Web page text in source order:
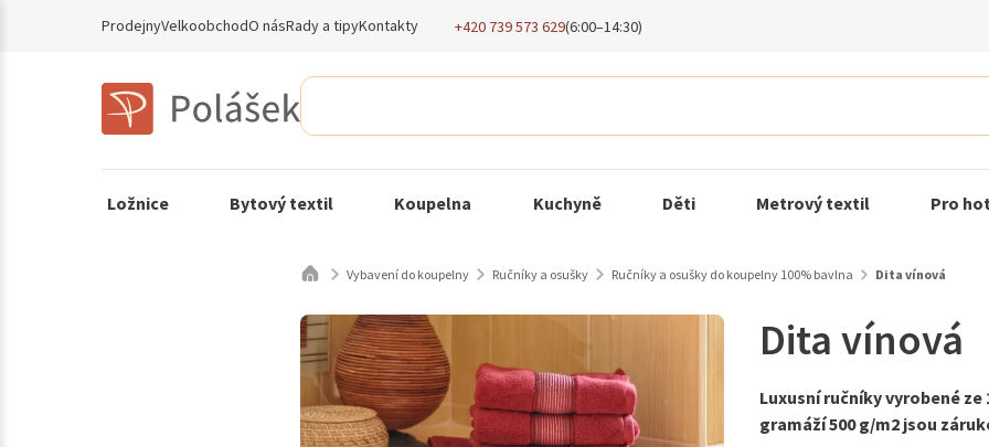
ProdejnyVelkoobchodO násRady a tipyKontakty +420 739 573 629(6:00–14:30)
Ložnice Bytový textil Koupelna Kuchyně Děti Metrový textil Pro
Vybavení do koupelny Ručníky a osušky Ručníky a osušky do koupelny 100% bavlna Dita vínová
Dita vínová
Luxusní ručníky vyrobené ze
gramáží 500 g/m2 jsou